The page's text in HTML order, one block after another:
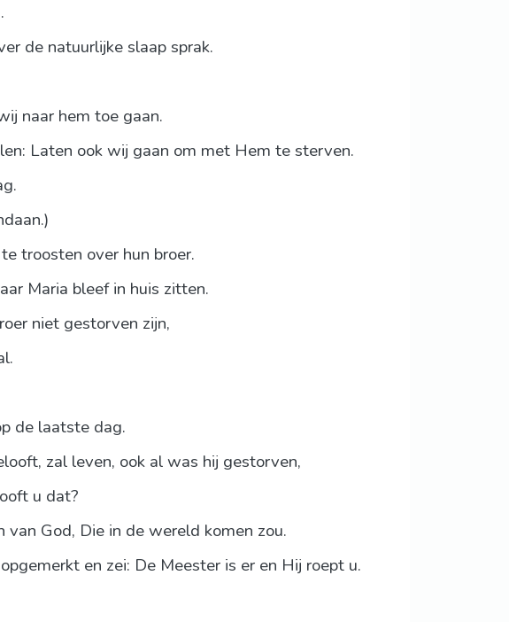
de natuurlijke slaap sprak.
naar hem toe gaan.
Laten ook wij gaan om met Hem te sterven.
troosten over hun broer.
Maria bleef in huis zitten.
niet gestorven zijn,
de laatste dag.
zal leven, ook al was hij gestorven,
u dat?
God, Die in de wereld komen zou.
en zei: De Meester is er en Hij roept u.